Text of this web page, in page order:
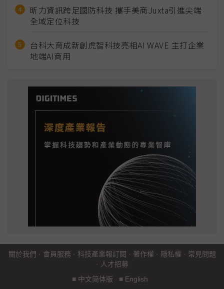
昕力資訊跨足國防科技 攜手美商Juxta引進尖端
全域定位科技
台科大育成新創虎智科技亮相AI WAVE 主打企業
地端AI商用
關於我們 · 會員服務 · 科技產業報訂閱 · 著作權 · 隱私權 · 常見問題
· 人才招募
■ 中文简体版 ■ English